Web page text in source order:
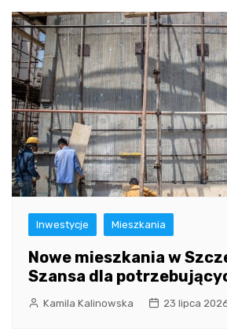
Inwestycje Mieszkania
Nowe mieszkania w
Szansa dla
Kamila Kalinowska 23 lipca